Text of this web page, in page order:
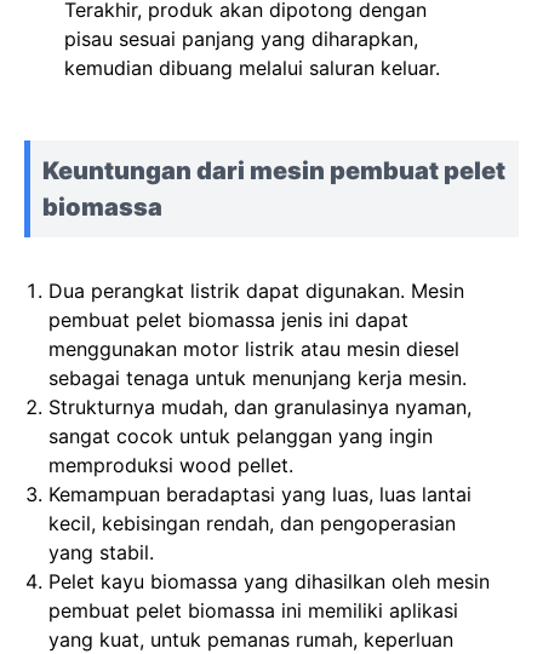
Terakhir, produk akan dipotong dengan
pisau sesuai panjang yang diharapkan,
kemudian dibuang melalui saluran keluar.
Keuntungan dari mesin pembuat pelet
biomassa
Dua perangkat listrik dapat digunakan. Mesin
pembuat pelet biomassa jenis ini dapat
menggunakan motor listrik atau mesin diesel
sebagai tenaga untuk menunjang kerja mesin.
Strukturnya mudah, dan granulasinya nyaman,
sangat cocok untuk pelanggan yang ingin
memproduksi wood pellet.
Kemampuan beradaptasi yang luas, luas lantai
kecil, kebisingan rendah, dan pengoperasian
yang stabil.
Pelet kayu biomassa yang dihasilkan oleh mesin
pembuat pelet biomassa ini memiliki aplikasi
yang kuat, untuk pemanas rumah, keperluan